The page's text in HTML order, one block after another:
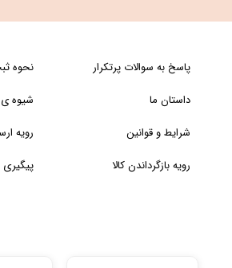
پاسخ به سوالات پرتکرار
داستان ما
شرایط و قوانین
رویه بازگرداندن کالا
نحوه
شیوه
رویه